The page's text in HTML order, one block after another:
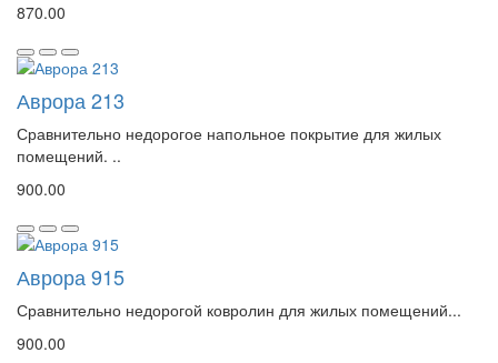
870.00
Аврора 213
Сравнительно недорогое напольное покрытие для жилых
помещений. ..
900.00
Аврора 915
Сравнительно недорогой ковролин для жилых помещений...
900.00